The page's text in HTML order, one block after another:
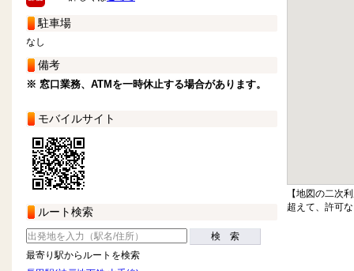
駐車場
なし
備考
※ 窓口業務、ATMを一時休止する場合があります。
モバイルサイト
ルート検索
検 索
最寄り駅からルートを検索
【地図の二次
超えて、許可